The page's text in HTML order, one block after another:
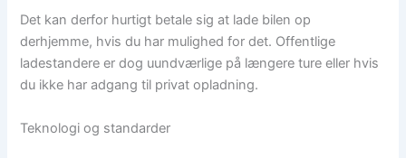
Det kan derfor hurtigt betale sig at lade bilen op
derhjemme, hvis du har mulighed for det. Offentlige
ladestandere er dog uundværlige på længere ture eller hvis
du ikke har adgang til privat opladning.
Teknologi og standarder